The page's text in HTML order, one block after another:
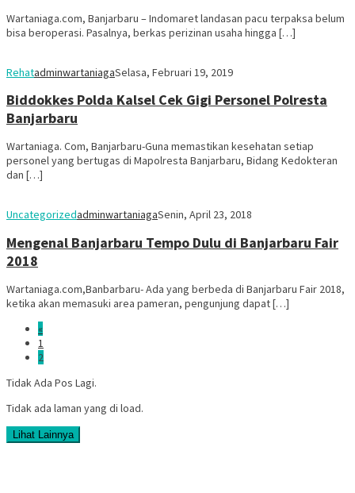
Wartaniaga.com, Banjarbaru – Indomaret landasan pacu terpaksa belum
bisa beroperasi. Pasalnya, berkas perizinan usaha hingga […]
RehatadminwartaniagaSelasa, Februari 19, 2019
Biddokkes Polda Kalsel Cek Gigi Personel Polresta
Banjarbaru
Wartaniaga. Com, Banjarbaru-Guna memastikan kesehatan setiap
personel yang bertugas di Mapolresta Banjarbaru, Bidang Kedokteran
dan […]
UncategorizedadminwartaniagaSenin, April 23, 2018
Mengenal Banjarbaru Tempo Dulu di Banjarbaru Fair
2018
Wartaniaga.com,Banbarbaru- Ada yang berbeda di Banjarbaru Fair 2018,
ketika akan memasuki area pameran, pengunjung dapat […]
«
1
2
Tidak Ada Pos Lagi.
Tidak ada laman yang di load.
Lihat Lainnya